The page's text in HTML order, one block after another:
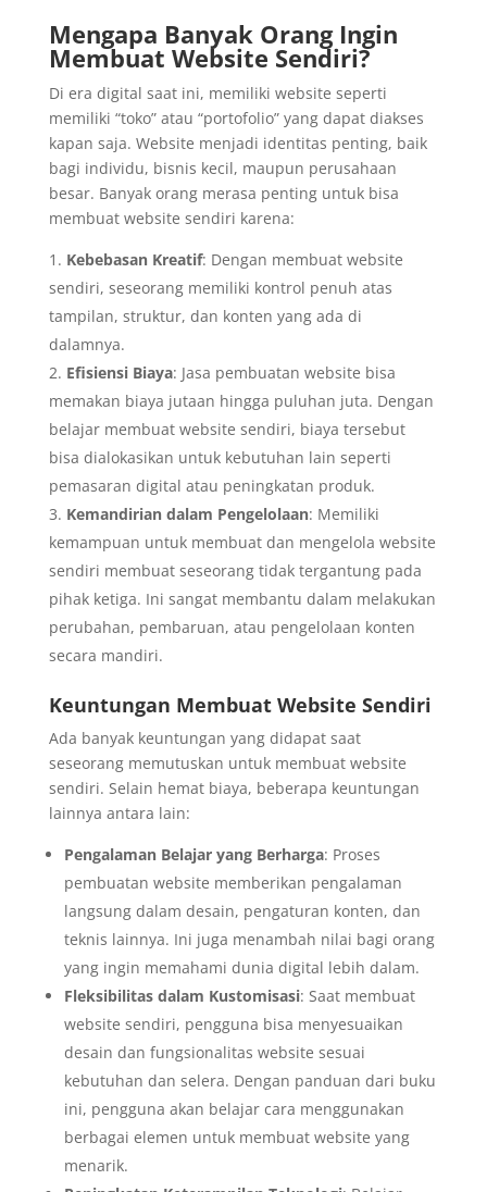
Mengapa Banyak Orang Ingin
Membuat Website Sendiri?
Di era digital saat ini, memiliki website seperti
memiliki “toko” atau “portofolio” yang dapat diakses
kapan saja. Website menjadi identitas penting, baik
bagi individu, bisnis kecil, maupun perusahaan
besar. Banyak orang merasa penting untuk bisa
membuat website sendiri karena:
Kebebasan Kreatif: Dengan membuat website
sendiri, seseorang memiliki kontrol penuh atas
tampilan, struktur, dan konten yang ada di
dalamnya.
Efisiensi Biaya: Jasa pembuatan website bisa
memakan biaya jutaan hingga puluhan juta. Dengan
belajar membuat website sendiri, biaya tersebut
bisa dialokasikan untuk kebutuhan lain seperti
pemasaran digital atau peningkatan produk.
Kemandirian dalam Pengelolaan: Memiliki
kemampuan untuk membuat dan mengelola website
sendiri membuat seseorang tidak tergantung pada
pihak ketiga. Ini sangat membantu dalam melakukan
perubahan, pembaruan, atau pengelolaan konten
secara mandiri.
Keuntungan Membuat Website Sendiri
Ada banyak keuntungan yang didapat saat
seseorang memutuskan untuk membuat website
sendiri. Selain hemat biaya, beberapa keuntungan
lainnya antara lain:
Pengalaman Belajar yang Berharga: Proses
pembuatan website memberikan pengalaman
langsung dalam desain, pengaturan konten, dan
teknis lainnya. Ini juga menambah nilai bagi orang
yang ingin memahami dunia digital lebih dalam.
Fleksibilitas dalam Kustomisasi: Saat membuat
website sendiri, pengguna bisa menyesuaikan
desain dan fungsionalitas website sesuai
kebutuhan dan selera. Dengan panduan dari buku
ini, pengguna akan belajar cara menggunakan
berbagai elemen untuk membuat website yang
menarik.